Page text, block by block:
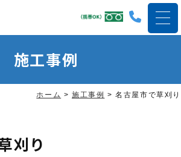
施工事例
ホーム > 施工事例 >名古屋市で草刈り
刈り